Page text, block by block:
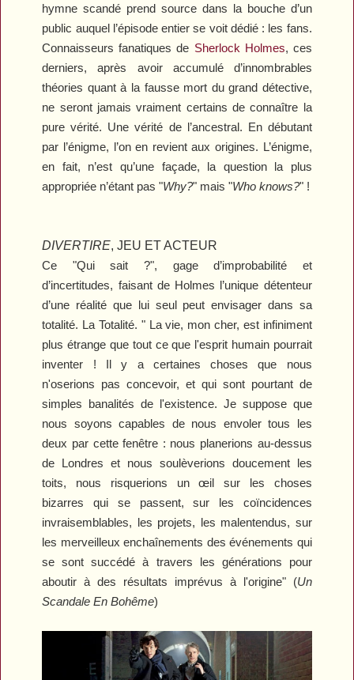
hymne scandé prend source dans la bouche d’un
public auquel l’épisode entier se voit dédié : les fans.
Connaisseurs fanatiques de Sherlock Holmes, ces
derniers, après avoir accumulé d’innombrables
théories quant à la fausse mort du grand détective,
ne seront jamais vraiment certains de connaître la
pure vérité. Une vérité de l’ancestral. En débutant
par l’énigme, l’on en revient aux origines. L’énigme,
en fait, n’est qu’une façade, la question la plus
appropriée n’étant pas "Why?" mais "Who knows?" !
DIVERTIRE, JEU ET ACTEUR
Ce "Qui sait ?", gage d’improbabilité et
d’incertitudes, faisant de Holmes l’unique détenteur
d’une réalité que lui seul peut envisager dans sa
totalité. La Totalité. " La vie, mon cher, est infiniment
plus étrange que tout ce que l'esprit humain pourrait
inventer ! Il y a certaines choses que nous
n'oserions pas concevoir, et qui sont pourtant de
simples banalités de l'existence. Je suppose que
nous soyons capables de nous envoler tous les
deux par cette fenêtre : nous planerions au-dessus
de Londres et nous soulèverions doucement les
toits, nous risquerions un œil sur les choses
bizarres qui se passent, sur les coïncidences
invraisemblables, les projets, les malentendus, sur
les merveilleux enchaînements des événements qui
se sont succédé à travers les générations pour
aboutir à des résultats imprévus à l'origine" (Un
Scandale En Bohême)